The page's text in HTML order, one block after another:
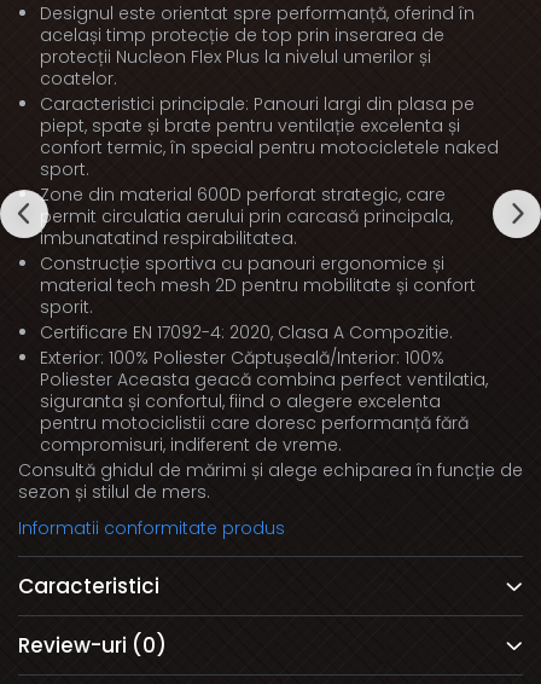
Designul este orientat spre performanță, oferind în
același timp protecție de top prin inserarea de
protecții Nucleon Flex Plus la nivelul umerilor și
coatelor.
Caracteristici principale: Panouri largi din plasa pe
piept, spate și brate pentru ventilație excelenta și
confort termic, în special pentru motocicletele naked
sport.
Zone din material 600D perforat strategic, care
permit circulatia aerului prin carcasă principala,
imbunatatind respirabilitatea.
Construcție sportiva cu panouri ergonomice și
material tech mesh 2D pentru mobilitate și confort
sporit.
Certificare EN 17092-4: 2020, Clasa A Compozitie.
Exterior: 100% Poliester Căptușeală/Interior: 100%
Poliester Aceasta geacă combina perfect ventilatia,
siguranta și confortul, fiind o alegere excelenta
pentru motociclistii care doresc performanță fără
compromisuri, indiferent de vreme.
Consultă ghidul de mărimi și alege echiparea în funcție de
sezon și stilul de mers.
Informatii conformitate produs
Caracteristici
Review-uri (0)